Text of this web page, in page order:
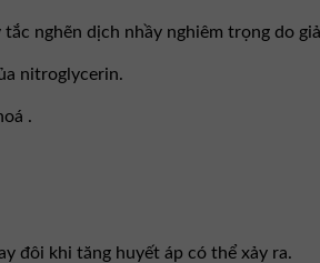
nghẽn dịch nhầy nghiêm trọng do
nitroglycerin.
.
đôi khi tăng huyết áp có thể xảy ra.